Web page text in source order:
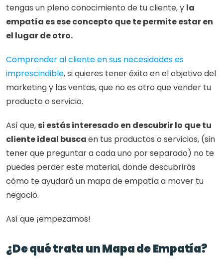
tengas un pleno conocimiento de tu cliente, y la
empatía es ese concepto que te permite estar en
el lugar de otro.
Comprender al cliente en sus necesidades es
imprescindible, si quieres tener éxito en el objetivo del
marketing y las ventas, que no es otro que vender tu
producto o servicio.
Así que, si estás interesado en descubrir lo que tu
cliente ideal busca en tus productos o servicios, (sin
tener que preguntar a cada uno por separado) no te
puedes perder este material, donde descubrirás
cómo te ayudará un mapa de empatía a mover tu
negocio.
Así que ¡empezamos!
¿De qué trata un Mapa de Empatía?